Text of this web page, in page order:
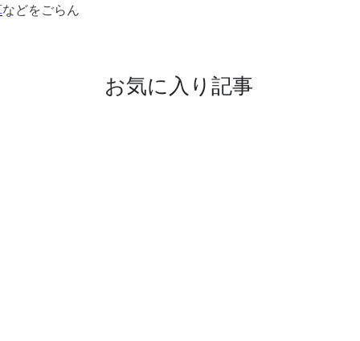
などをごらん
お気に入り記事